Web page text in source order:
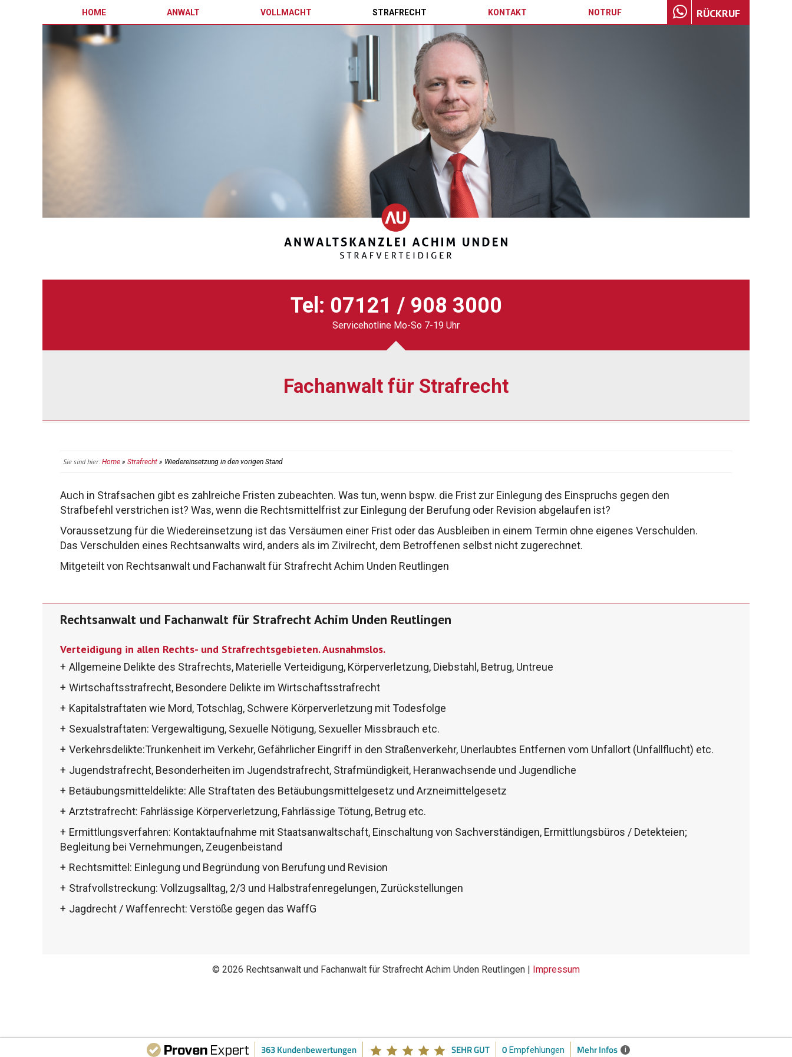
RÜCKRUF
HOME ANWALT VOLLMACHT STRAFRECHT KONTAKT NOTRUF
Tel: 07121 / 908 3000
Servicehotline Mo-So 7-19 Uhr
Fachanwalt für Strafrecht
Sie sind hier:Home » Strafrecht » Wiedereinsetzung in den vorigen Stand
Auch in Strafsachen gibt es zahlreiche Fristen zubeachten. Was tun, wenn bspw. die Frist zur Einlegung des Einspruchs gegen den
Strafbefehl verstrichen ist? Was, wenn die Rechtsmittelfrist zur Einlegung der Berufung oder Revision abgelaufen ist?
Voraussetzung für die Wiedereinsetzung ist das Versäumen einer Frist oder das Ausbleiben in einem Termin ohne eigenes Verschulden.
Das Verschulden eines Rechtsanwalts wird, anders als im Zivilrecht, dem Betroffenen selbst nicht zugerechnet.
Mitgeteilt von Rechtsanwalt und Fachanwaltfür Strafrecht Achim Unden Reutlingen
Rechtsanwalt und Fachanwalt für Strafrecht Achim Unden Reutlingen
Verteidigung in allen Rechts- und Strafrechtsgebieten. Ausnahmslos.
Allgemeine Delikte des Strafrechts, Materielle Verteidigung, Körperverletzung, Diebstahl, Betrug, Untreue
Wirtschaftsstrafrecht, Besondere Delikte im Wirtschaftsstrafrecht
Kapitalstraftaten wie Mord, Totschlag, Schwere Körperverletzung mit Todesfolge
Sexualstraftaten: Vergewaltigung, Sexuelle Nötigung, Sexueller Missbrauch etc.
Verkehrsdelikte:Trunkenheit im Verkehr, Gefährlicher Eingriff in den Straßenverkehr, Unerlaubtes Entfernen vom Unfallort (Unfallflucht) etc.
Jugendstrafrecht, Besonderheiten im Jugendstrafrecht, Strafmündigkeit, Heranwachsende und Jugendliche
Betäubungsmitteldelikte: Alle Straftaten des Betäubungsmittelgesetz und Arzneimittelgesetz
Arztstrafrecht: Fahrlässige Körperverletzung, Fahrlässige Tötung, Betrug etc.
Ermittlungsverfahren: Kontaktaufnahme mit Staatsanwaltschaft, Einschaltung von Sachverständigen, Ermittlungsbüros / Detekteien;
Begleitung bei Vernehmungen, Zeugenbeistand
Rechtsmittel: Einlegung und Begründung von Berufung und Revision
Strafvollstreckung: Vollzugsalltag, 2/3 und Halbstrafenregelungen, Zurückstellungen
Jagdrecht / Waffenrecht: Verstöße gegen das WaffG
© 2026 Rechtsanwalt und Fachanwalt für Strafrecht Achim Unden Reutlingen | Impressum
363 Kundenbewertungen SEHR GUT 0 Empfehlungen Mehr Infos i